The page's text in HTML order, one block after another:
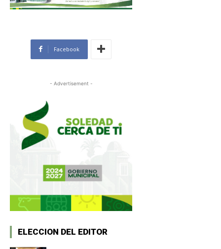
Facebook
- Advertisement -
ELECCION DEL EDITOR